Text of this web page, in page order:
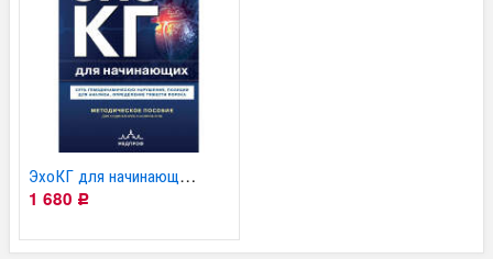
ЭхоКГ для начинающих –...
1 680 Р